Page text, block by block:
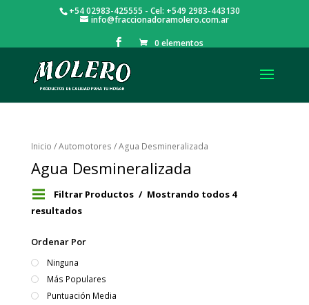
+54 02983-425555 - Cel: +549 2983-443130
info@fraccionadoramolero.com.ar
0 elementos
Inicio /Automotores / Agua Desmineralizada
Agua Desmineralizada
Filtrar Productos
Mostrando todos 4
resultados
Ordenar Por
Ninguna
Más Populares
Puntuación Media